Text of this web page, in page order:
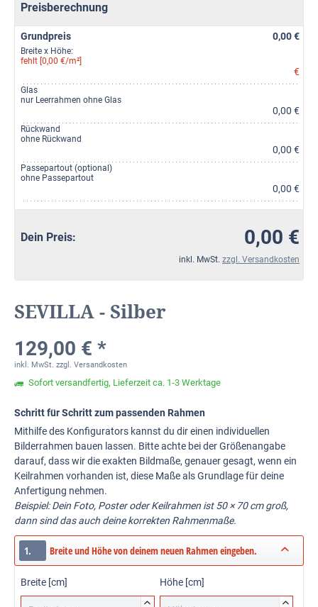
Preisberechnung
Grundpreis 0,00 €
Breite x Höhe:
fehlt [0,00 €/m²]
€
Glas
nur Leerrahmen ohne Glas
0,00 €
Rückwand
ohne Rückwand
0,00 €
Passepartout (optional)
ohne Passepartout
0,00 €
Dein Preis: 0,00 €
inkl. MwSt. zzgl. Versandkosten
SEVILLA - Silber
129,00 € *
inkl. MwSt. zzgl. Versandkosten
Sofort versandfertig, Lieferzeit ca. 1-3 Werktage
Schritt für Schritt zum passenden Rahmen
Mithilfe des Konfigurators kannst du dir einen individuellen
Bilderrahmen bauen lassen. Bitte achte bei der Größenangabe
darauf, dass wir die exakten Bildmaße, genauer gesagt, wenn ein
Keilrahmen vorhanden ist, diese Maße als Grundlage für deine
Anfertigung nehmen.
Beispiel: Dein Foto, Poster oder Keilrahmen ist 50 × 70 cm groß,
dann sind das auch deine korrekten Rahmenmaße.
1. Breite und Höhe von deinem neuen Rahmen eingeben.
Breite [cm]

Höhe [cm]
